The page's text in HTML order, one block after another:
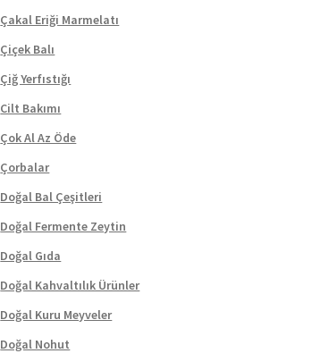
Çakal Eriği Marmelatı
Çiçek Balı
Çiğ Yerfıstığı
Cilt Bakımı
Çok Al Az Öde
Çorbalar
Doğal Bal Çeşitleri
Doğal Fermente Zeytin
Doğal Gıda
Doğal Kahvaltılık Ürünler
Doğal Kuru Meyveler
Doğal Nohut